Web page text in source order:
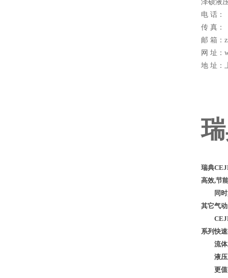
泽硕液
电 话：
传 真：
邮 箱：
网 址：
地 址：
瑞典
高效,节
同时
其它气
CEJN
系列快
流体系
液压系
更值得